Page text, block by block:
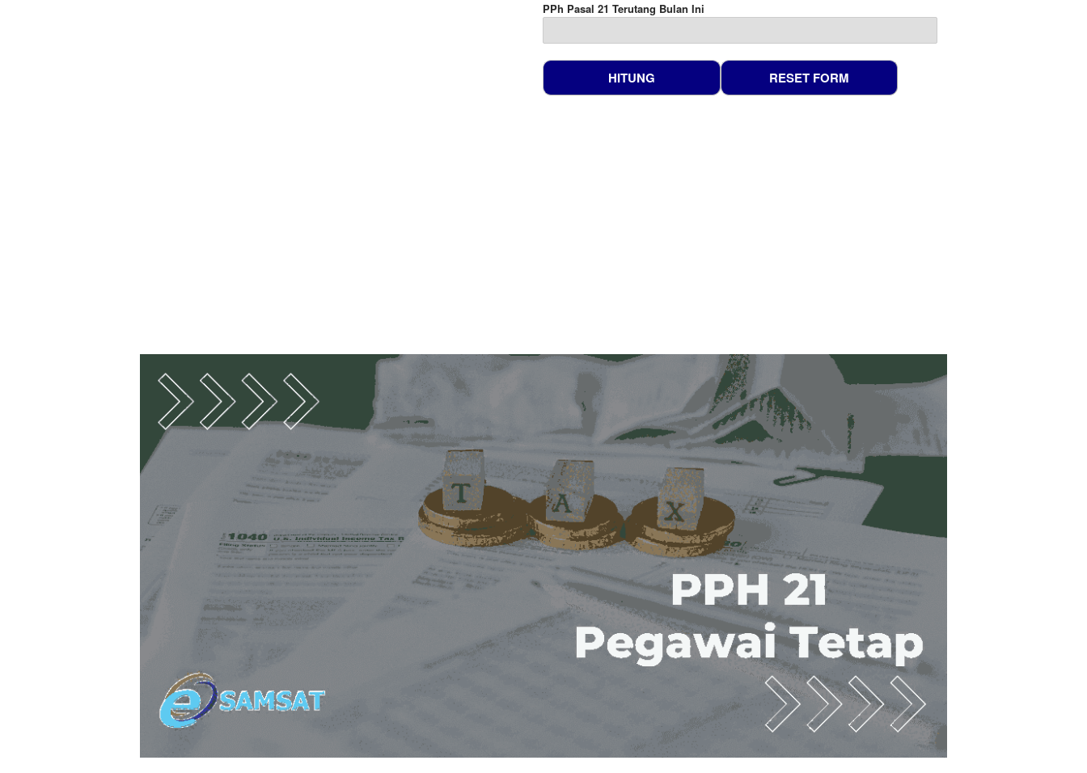
PPh Pasal 21 Terutang Bulan Ini